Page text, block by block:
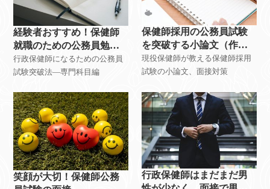
経験者おすすめ！保健師
就職のための公務員勉強
法-専門科目
行政保健師になるための公務員
試験突破法―専門科目編
保健師採用の公務員試験
を突破する小論文（作
文）、面接対策について
現役保健師が教える保健師採用
試験の小論文、面接対策
笑顔が大切！保健師公務
行政保健師はまだまだ男